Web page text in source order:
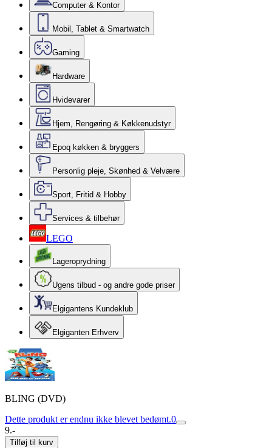
Computer & Kontor
Mobil, Tablet & Smartwatch
Gaming
Hardware
Hvidevarer
Hjem, Rengøring & Køkkenudstyr
Epoq køkken & bryggers
Personlig pleje, Skønhed & Velvære
Sport, Fritid & Hobby
Services & tilbehør
LEGO
Lageroprydning
Ugens tilbud - og andre gode priser
Elgigantens Kundeklub
Elgiganten Erhverv
BLING (DVD)
Dette produkt er endnu ikke blevet bedømt.0
9.-
Tilføj til kurv